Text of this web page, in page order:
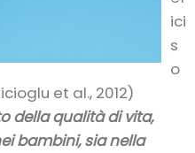
ici
s
o
et al., 2012)
della qualità di vita,
bambini, sia nella